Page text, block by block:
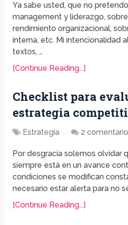
Ya sabe usted, que no
management y liderazgo,
rendimiento organizacional,
interna, etc. Mi intencionalidad
textos, …
[Continue Reading...]
Checklist para
estrategia
Estrategia 2
Por desgracia solemos olvidar
siempre está en un avance
condiciones se modifican
necesario estar alerta para no
[Continue Reading...]